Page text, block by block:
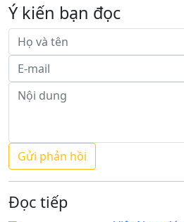
Ý kiến bạn đọc
Đọc tiếp